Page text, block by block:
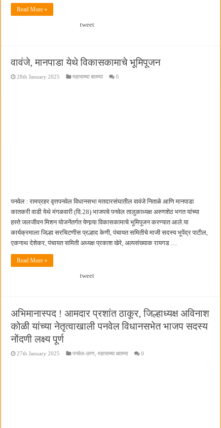
Read More »
tweet
वावंजे, मानपाडा येथे विकासकामाचे भूमिपूजन
28th January 2025 महत्वाच्या बातम्या 0
पनवेल : रामप्रहर वृत्तपनवेल विधानसभा मतदारसंघातील वावंजे निताळे आणि मानपाडा
कातकरी वाडी येथे मंगळवारी (दि.28) भाजपचे पनवेल तालुकाध्यक्ष अरुणशेठ भगत यांच्या
हस्ते जलजीवन मिशन योजनेंतर्गत येणार्‍या विकासकामाचे भूमिपूजन करण्यात आले.या
कार्यक्रमाला जिल्हा सरचिटणीस प्रल्हाद केणी, पंचायत समितीचे माजी सदस्य भूपेंद्र पाटील,
एकनाथ देशेकर, पंचायत समिती अध्यक्ष प्रकाश खेरे, अल्पसंख्याक रायगड …
Read More »
tweet
अभिमानास्पद ! आमदार प्रशांत ठाकूर, जिल्हाध्यक्ष अविनाश
कोळी यांच्या नेतृत्वाखाली पनवेल विधानसभेत भाजप सदस्य
नोंदणी लक्ष्य पूर्ण
27th January 2025 पनवेल-उरण ,महत्वाच्या बातम्या 0